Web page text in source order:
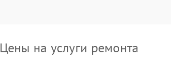
Цены на услуги ремонта